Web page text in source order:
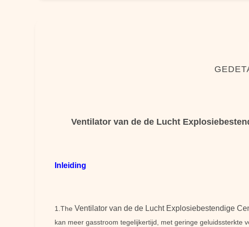
Ventilator van de de Lucht
Inleiding
1.The Ventilator van de de Lucht Explosiebestendige
kan meer gasstroom tegelijkertijd, met geringe geluidssterkte